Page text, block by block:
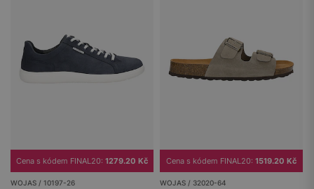
Cena s kódem FINAL20: 1279.20 Kč
WOJAS / 10197-26
Cena s kódem FINAL20: 1519.20 Kč
WOJAS / 32020-64